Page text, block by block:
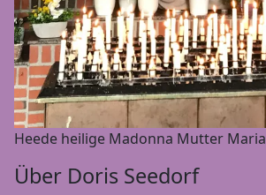
Heede heilige Madonna Mutter Maria
Über Doris Seedorf